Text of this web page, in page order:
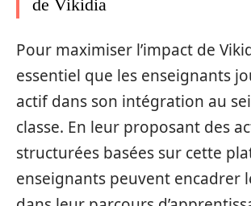
de Vikidia
Pour maximiser l’impact de
essentiel que les enseignants
actif dans son intégration au
classe. En leur proposant des
structurées basées sur cette
enseignants peuvent encadrer